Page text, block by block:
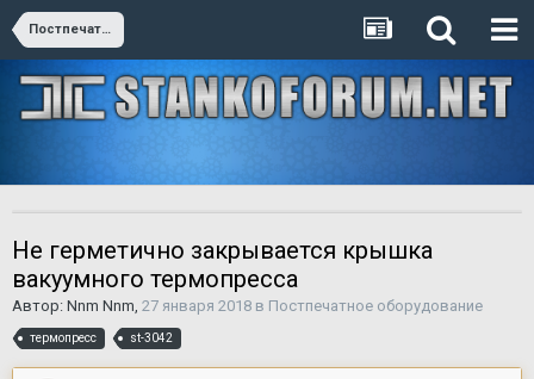
Постпечатное оборудование
Не герметично закрывается крышка
вакуумного термопресса
Автор: Nnm Nnm, 27 января 2018 в Постпечатное оборудование
термопресс st-3042